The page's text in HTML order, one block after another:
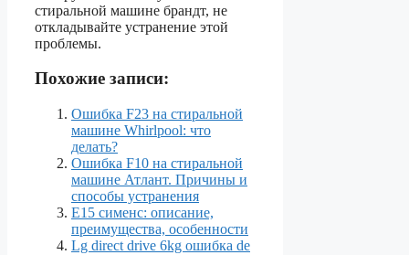
стиральной машине брандт, не
откладывайте устранение этой
проблемы.
Похожие записи:
Ошибка F23 на стиральной
машине Whirlpool: что
делать?
Ошибка F10 на стиральной
машине Атлант. Причины и
способы устранения
Е15 сименс: описание,
преимущества, особенности
Lg direct drive 6kg ошибка de